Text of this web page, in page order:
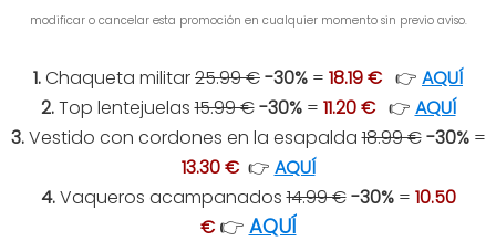
modificar o cancelar esta promoción en cualquier momento sin previo aviso.
1.Chaqueta militar25.99 €-30% = 18.19 € 👉 AQUÍ
2.Top lentejuelas15.99 €-30%= 11.20 € 👉 AQUÍ
3.Vestido con cordones en la esapalda18.99 €-30%=
13.30 €👉 AQUÍ
4.Vaqueros acampanados14.99 €-30%= 10.50
€ 👉 AQUÍ